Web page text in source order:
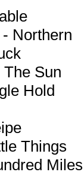
Nоrthеrn
Sun
Hоld
Things
Milеs